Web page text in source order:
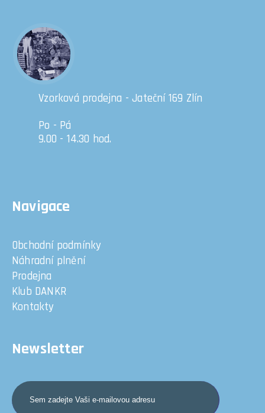
Vzorková prodejna - Jateční 169 Zlín
Po - Pá
9.00 - 14.30 hod.
Navigace
Obchodní podmínky
Náhradní plnění
Prodejna
Klub DANKR
Kontakty
Newsletter